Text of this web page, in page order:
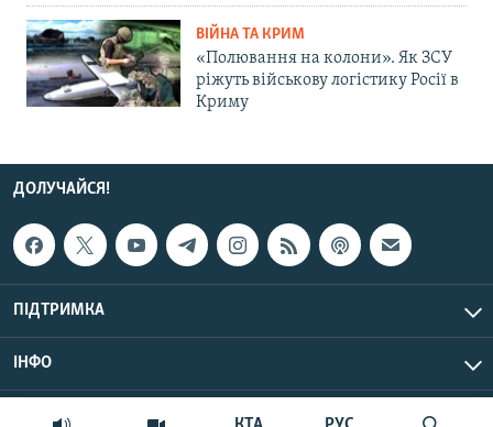
ВІЙНА ТА КРИМ
«Полювання на колони». Як ЗСУ
ріжуть військову логістику Росії в
Криму
ДОЛУЧАЙСЯ!
ПІДТРИМКА
ІНФО
© Крим.Реалії, 2026 | Усі права застережено.